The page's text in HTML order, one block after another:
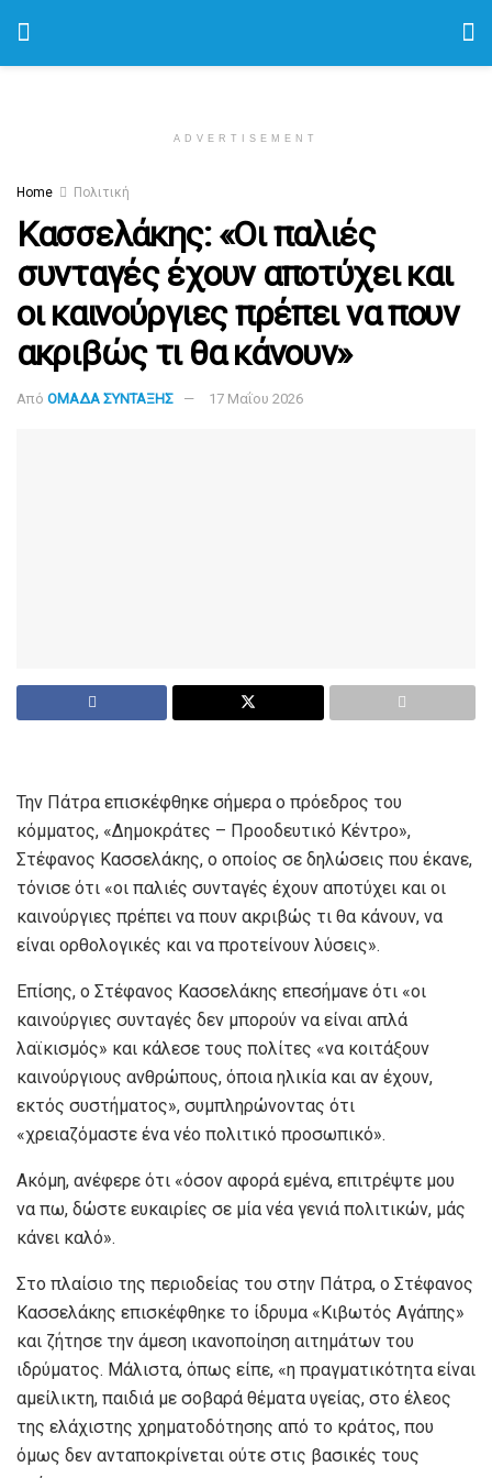
ADVERTISEMENT
Home Πολιτική
Κασσελάκης: «Οι παλιές
συνταγές έχουν αποτύχει και
οι καινούργιες πρέπει να πουν
ακριβώς τι θα κάνουν»
Από ΟΜΑΔΑ ΣΥΝΤΑΞΗΣ 17 Μαΐου 2026
Την Πάτρα επισκέφθηκε σήμερα ο πρόεδρος του
κόμματος, «Δημοκράτες – Προοδευτικό Κέντρο»,
Στέφανος Κασσελάκης, ο οποίος σε δηλώσεις που έκανε,
τόνισε ότι «οι παλιές συνταγές έχουν αποτύχει και οι
καινούργιες πρέπει να πουν ακριβώς τι θα κάνουν, να
είναι ορθολογικές και να προτείνουν λύσεις».
Επίσης, ο Στέφανος Κασσελάκης επεσήμανε ότι «οι
καινούργιες συνταγές δεν μπορούν να είναι απλά
λαϊκισμός» και κάλεσε τους πολίτες «να κοιτάξουν
καινούργιους ανθρώπους, όποια ηλικία και αν έχουν,
εκτός συστήματος», συμπληρώνοντας ότι
«χρειαζόμαστε ένα νέο πολιτικό προσωπικό».
Ακόμη, ανέφερε ότι «όσον αφορά εμένα, επιτρέψτε μου
να πω, δώστε ευκαιρίες σε μία νέα γενιά πολιτικών, μάς
κάνει καλό».
Στο πλαίσιο της περιοδείας του στην Πάτρα, ο Στέφανος
Κασσελάκης επισκέφθηκε το ίδρυμα «Κιβωτός Αγάπης»
και ζήτησε την άμεση ικανοποίηση αιτημάτων του
ιδρύματος. Μάλιστα, όπως είπε, «η πραγματικότητα είναι
αμείλικτη, παιδιά με σοβαρά θέματα υγείας, στο έλεος
της ελάχιστης χρηματοδότησης από το κράτος, που
όμως δεν ανταποκρίνεται ούτε στις βασικές τους